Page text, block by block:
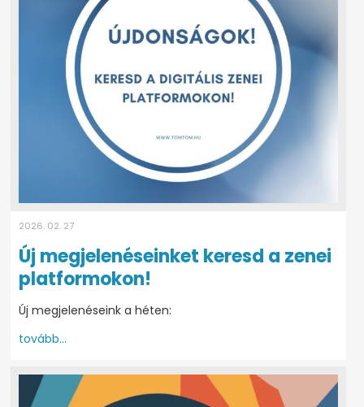
2026. 02. 27
Új megjelenéseinket keresd a zenei
platformokon!
Új megjelenéseink a héten:
tovább...